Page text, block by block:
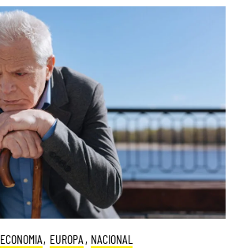
ECONOMIA, EUROPA , NACIONAL